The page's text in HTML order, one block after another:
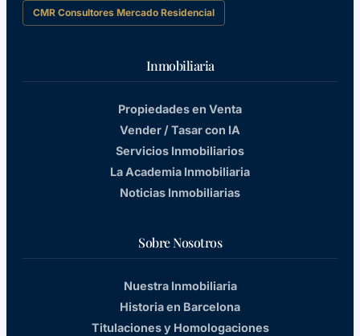
CMR Consultores Mercado Residencial
Inmobiliaria
Propiedades en Venta
Vender / Tasar con IA
Servicios Inmobiliarios
La Academia Inmobiliaria
Noticias Inmobiliarias
Sobre Nosotros
Nuestra Inmobiliaria
Historia en Barcelona
Titulaciones y Homologaciones